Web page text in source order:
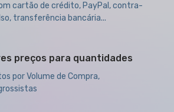
cartão de crédito, PayPal, contra-
transferência bancária...
preços para quantidades
por Volume de Compra,